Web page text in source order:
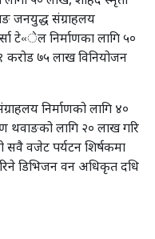
जनयुद्ध संग्राहलय
टे«ेल निर्माणका लागि ५०
७५ लाख विनियोजन
निर्माणको लागि ४०
थवाङको लागि २० लाख गरि
सवै वजेट पर्यटन शिर्षकमा
डिभिजन वन अधिकृत दधि